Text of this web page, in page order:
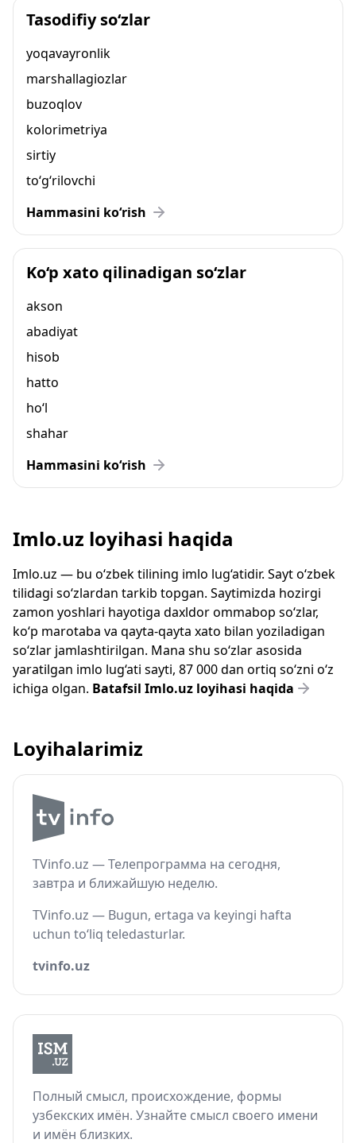
Tasodifiy so‘zlar
yoqavayronlik
marshallagiozlar
buzoqlov
kolorimetriya
sirtiy
to‘g‘rilovchi
Hammasini ko‘rish
Ko‘p xato qilinadigan so‘zlar
akson
abadiyat
hisob
hatto
ho‘l
shahar
Hammasini ko‘rish
Imlo.uz loyihasi haqida
Imlo.uz — bu o‘zbek tilining imlo lug‘atidir. Sayt o‘zbek
tilidagi so‘zlardan tarkib topgan. Saytimizda hozirgi
zamon yoshlari hayotiga daxldor ommabop so‘zlar,
ko‘p marotaba va qayta-qayta xato bilan yoziladigan
so‘zlar jamlashtirilgan. Mana shu so‘zlar asosida
yaratilgan imlo lug‘ati sayti, 87 000 dan ortiq so‘zni o‘z
ichiga olgan. Batafsil Imlo.uz loyihasi haqida
Loyihalarimiz
TVinfo.uz — Телепрограмма на сегодня,
завтра и ближайшую неделю.
TVinfo.uz — Bugun, ertaga va keyingi hafta
uchun to‘liq teledasturlar.
tvinfo.uz
Полный смысл, происхождение, формы
узбекских имён. Узнайте смысл своего имени
и имён близких.